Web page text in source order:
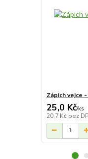
Zápich vejce
25,0 Kč/ks
20,7 Kč bez